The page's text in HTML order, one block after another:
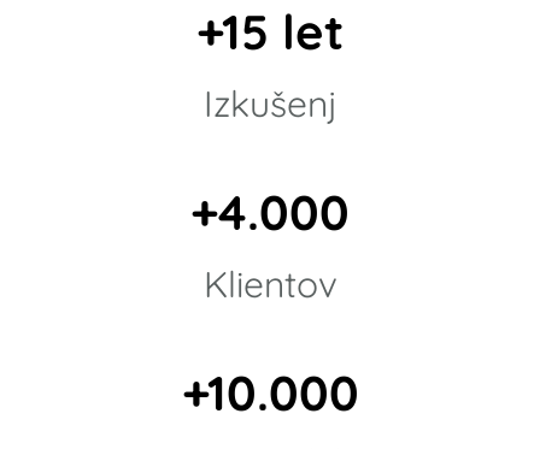
+15 let
Izkušenj
+4.000
Klientov
+10.000